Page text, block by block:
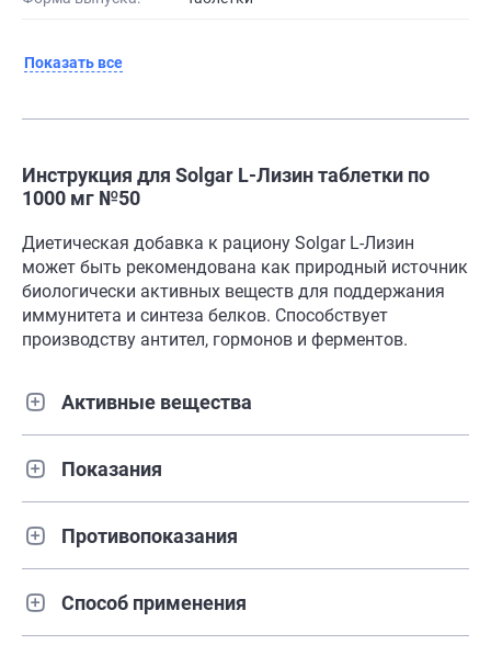
Показать все
Инструкция для Solgar L-Лизин таблетки по
1000 мг №50
Диетическая добавка к рациону Solgar L-Лизин
может быть рекомендована как природный источник
биологически активных веществ для поддержания
иммунитета и синтеза белков. Способствует
производству антител, гормонов и ферментов.
Активные вещества
Показания
Противопоказания
Способ применения